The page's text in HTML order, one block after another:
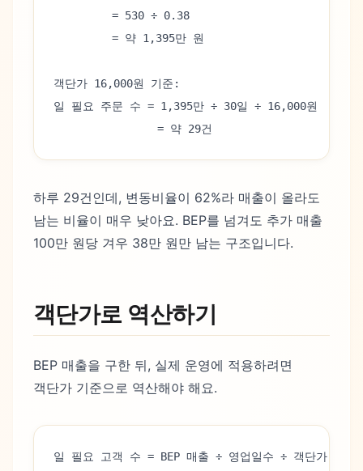
         = 530 ÷ 0.38
         = 약 1,395만 원
객단가 16,000원 기준:
일 필요 주문 수 = 1,395만 ÷ 30일 ÷ 16,000원
                = 약 29건
하루 29건인데, 변동비율이 62%라 매출이 올라도
남는 비율이 매우 낮아요. BEP를 넘겨도 추가 매출
100만 원당 겨우 38만 원만 남는 구조입니다.
객단가로 역산하기
BEP 매출을 구한 뒤, 실제 운영에 적용하려면
객단가 기준으로 역산해야 해요.
일 필요 고객 수 = BEP 매출 ÷ 영업일수 ÷ 객단가